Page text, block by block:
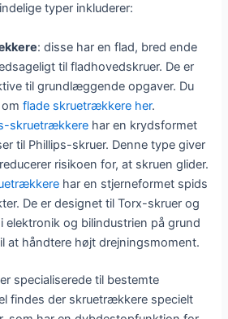
typer inkluderer:
: disse har en flad, bred ende
til fladhovedskruer. De er
til grundlæggende opgaver. Du
omflade skruetrækkere her.
skruetrækkere har en krydsformet
til Phillips-skruer. Denne type giver
risikoen for, at skruen glider.
har en stjerneformet spids
De er designet til Torx-skruer og
elektronik og bilindustrien på grund
at håndtere højt drejningsmoment.
specialiserede til bestemte
findes der skruetrækkere specielt